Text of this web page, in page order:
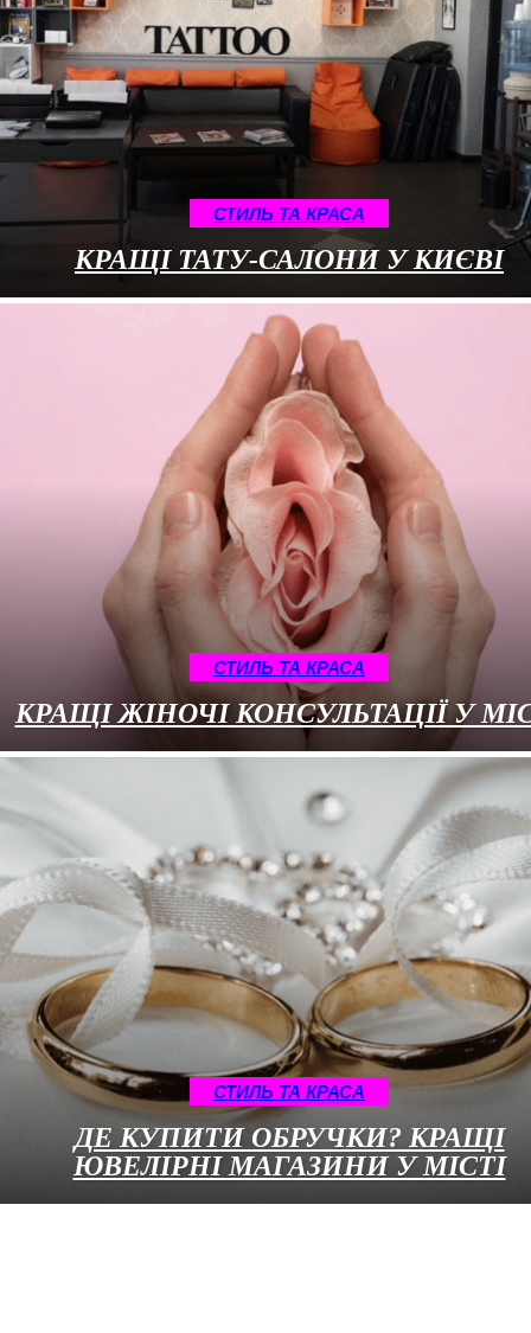
СТИЛЬ ТА КРАСА
КРАЩІ ТАТУ-САЛОНИ У КИЄВІ
СТИЛЬ ТА КРАСА
КРАЩІ ЖІНОЧІ КОНСУЛЬТАЦІЇ У
СТИЛЬ ТА КРАСА
ДЕ КУПИТИ ОБРУЧКИ? КРАЩІ
ЮВЕЛІРНІ МАГАЗИНИ У МІСТІ